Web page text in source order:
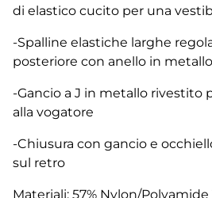
di elastico cucito per una
-Spalline elastiche larghe
posteriore con anello in
-Gancio a J in metallo rivestito
alla vogatore
-Chiusura con gancio e
sul retro
Materiali: 57% Nylon/Polyamide